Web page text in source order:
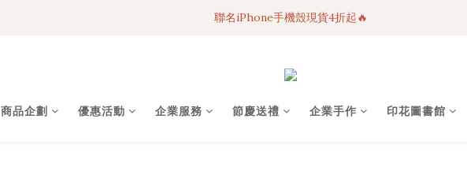
3C科技好物｜任選2件95折！
聯名iPhone手機殼現貨4折起🔥
商品企劃 優惠活動 企業服務 節慶送禮 企業手作 印花圖書館